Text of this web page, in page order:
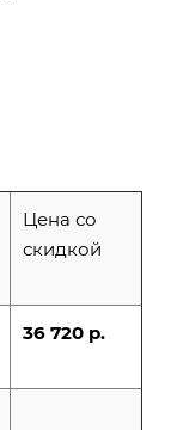
Цена со
скидкой
36 720 р.